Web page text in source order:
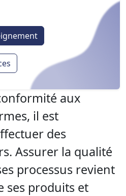
aux
il est
des
Assurer la qualité
processus revient
ses produits et